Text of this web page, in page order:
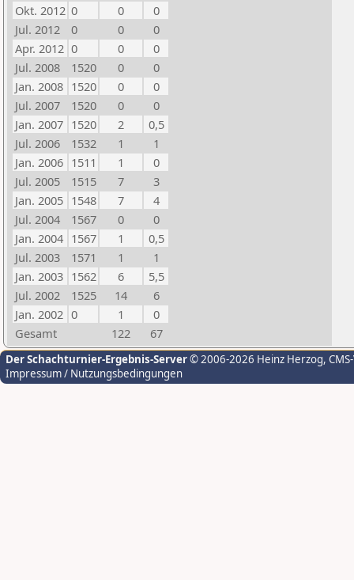
Okt. 2012 0 0
0
Jul. 2012
0 0
0
Apr. 2012 0 0
0
Jul. 2008
1520 0
0
Jan. 2008 1520 0
0
Jul. 2007
1520 0
0
Jan. 2007 1520 2
0,5
Jul. 2006
1532 1
1
Jan. 2006 1511 1
0
Jul. 2005
1515 7
3
Jan. 2005 1548 7
4
Jul. 2004
1567 0
0
Jan. 2004 1567 1
0,5
Jul. 2003
1571 1
1
Jan. 2003 1562 6
5,5
Jul. 2002
1525 14
6
Jan. 2002 0 1
0
Gesamt
122 67
Der Schachturnier-Ergebnis-Server© 2006-2026 Heinz Herzog,
Impressum / Nutzungsbedingungen